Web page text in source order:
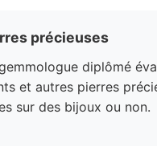
précieuses
diplômé
et autres pierres
sur des bijoux ou non.